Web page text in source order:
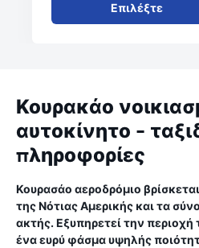
Επιλέξτε
Κουρακάο
αυτοκίνητο -
πληροφορίες
Κουρασάο αεροδρόμιο
της Νότιας Αμερικής και τα
ακτής. Εξυπηρετεί την περιοχή
ένα ευρύ φάσμα υψηλής